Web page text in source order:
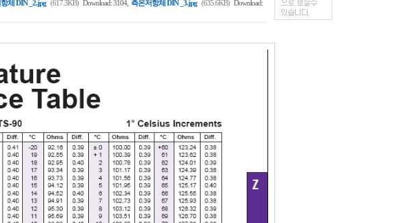
체 DIN _2.jpg (617.3KB) Download: 3104, 측온저항체 DIN _3.jpg (635.6KB) Download: